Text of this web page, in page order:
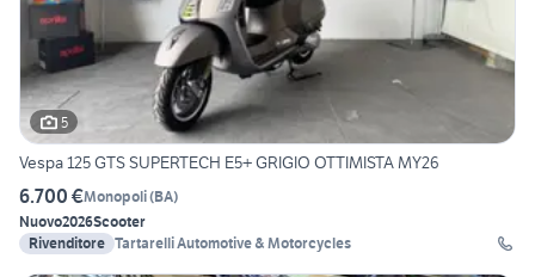
5
Vespa 125 GTS SUPERTECH E5+ GRIGIO OTTIMISTA MY26
6.700 €Monopoli(BA)
Nuovo2026Scooter
Rivenditore Tartarelli Automotive & Motorcycles